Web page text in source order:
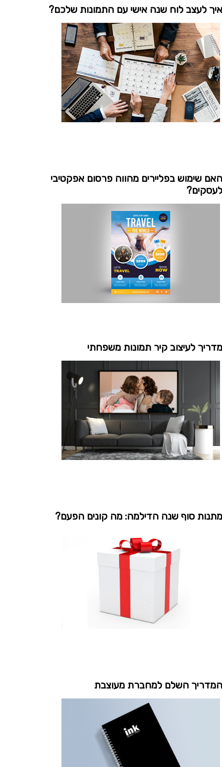
איך לעצב לוח שנה אישי עם התמונות שלכם?
האם שימוש בפליירים מהווה פרסום אפקטיבי
לעסקים?
מדריך לעיצוב קיר תמונות משפחתי
מתנות סוף שנה הדילמה: מה קונים הפעם?
המדריך השלם למחברת מעוצבת